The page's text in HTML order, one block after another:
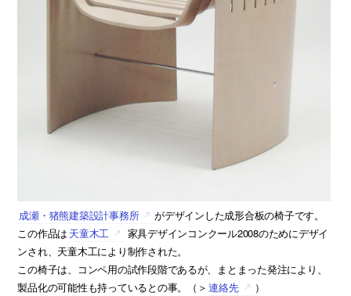
成瀬・猪熊建築設計事務所
がデザインした成形合板の椅子です。
この作品は 天童木工
家具デザインコンクール2008のためにデザイ
ンされ、天童木工により制作された。
この椅子は、コンペ用の試作段階であるが、まとまった発注により、
製品化の可能性も持っているとの事。（＞ 連絡先 ）